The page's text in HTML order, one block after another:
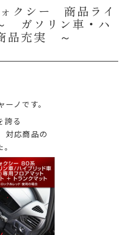
クシー 商品ライ
ガソリン車・ハ
品充実 ～
ノです。
誇る
対応商品の